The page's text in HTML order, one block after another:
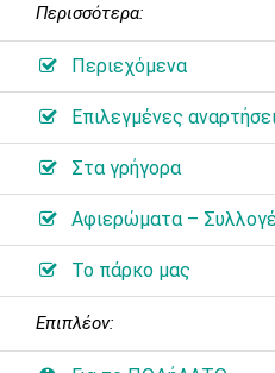
Περισσότερα:
Περιεχόμενα
Επιλεγμένες
Στα γρήγορα
Αφιερώματα –
Το πάρκο μας
Επιπλέον: